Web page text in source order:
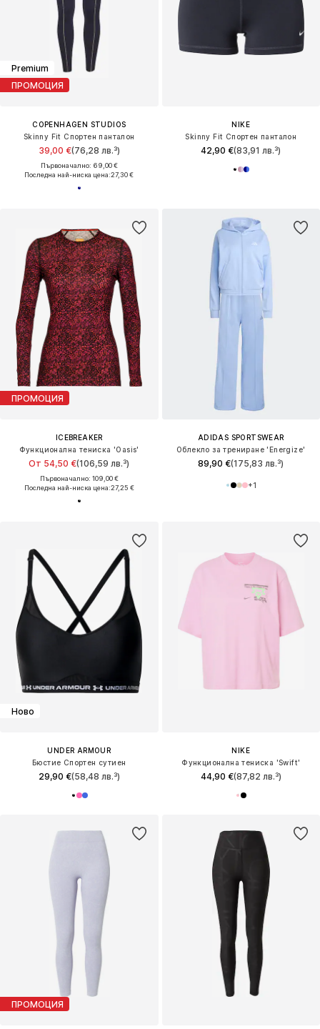
Premium
ПРОМОЦИЯ
COPENHAGEN STUDIOS
Skinny Fit Спортен панталон
39,00 €(76,28 лв.³)
Първоначално: 69,00 €
Последна най-ниска цена:27,30 €
NIKE
Skinny Fit Спортен панталон
42,90 €(83,91 лв.³)
ПРОМОЦИЯ
ICEBREAKER
Функционална тениска 'Oasis'
От 54,50 €(106,59 лв.³)
Първоначално: 109,00 €
Последна най-ниска цена:27,25 €
ADIDAS SPORTSWEAR
Облекло за трениране 'Energize'
89,90 €(175,83 лв.³)
+1
Ново
UNDER ARMOUR
Бюстие Спортен сутиен
29,90 €(58,48 лв.³)
NIKE
Функционална тениска 'Swift'
44,90 €(87,82 лв.³)
ПРОМОЦИЯ